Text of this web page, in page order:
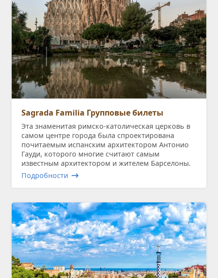
Sagrada Familia Групповые билеты
Эта знаменитая римско-католическая церковь в
самом центре города была спроектирована
почитаемым испанским архитектором Антонио
Гауди, которого многие считают самым
известным архитектором и жителем Барселоны.
Подробности